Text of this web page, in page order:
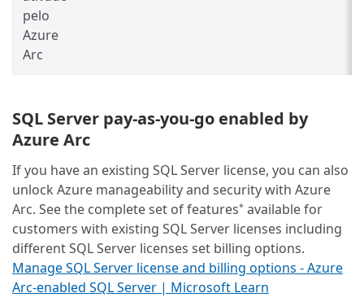
pelo
Azure
Arc
SQL Server pay-as-you-go enabled by
Azure Arc
If you have an existing SQL Server license, you can also
unlock Azure manageability and security with Azure
Arc. See the complete set of features* available for
customers with existing SQL Server licenses including
different SQL Server licenses set billing options.
Manage SQL Server license and billing options - Azure
Arc-enabled SQL Server | Microsoft Learn